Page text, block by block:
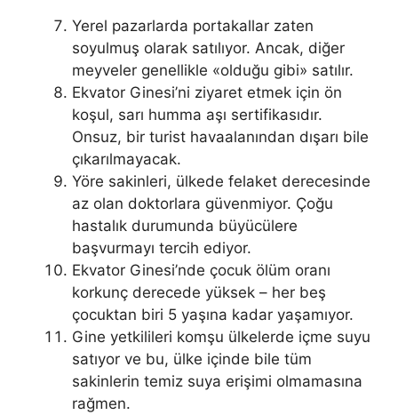
Yerel pazarlarda portakallar zaten
soyulmuş olarak satılıyor. Ancak, diğer
meyveler genellikle «olduğu gibi» satılır.
Ekvator Ginesi’ni ziyaret etmek için ön
koşul, sarı humma aşı sertifikasıdır.
Onsuz, bir turist havaalanından dışarı bile
çıkarılmayacak.
Yöre sakinleri, ülkede felaket derecesinde
az olan doktorlara güvenmiyor. Çoğu
hastalık durumunda büyücülere
başvurmayı tercih ediyor.
Ekvator Ginesi’nde çocuk ölüm oranı
korkunç derecede yüksek – her beş
çocuktan biri 5 yaşına kadar yaşamıyor.
Gine yetkilileri komşu ülkelerde içme suyu
satıyor ve bu, ülke içinde bile tüm
sakinlerin temiz suya erişimi olmamasına
rağmen.